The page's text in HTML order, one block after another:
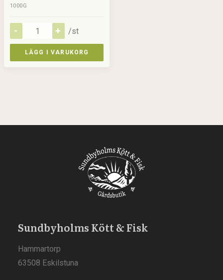
1000G
/st
LÄGG I VARUKORG
Sundbyholms Kött & Fisk
Hammartorp
63508 Eskilstuna